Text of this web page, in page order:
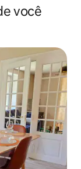
você